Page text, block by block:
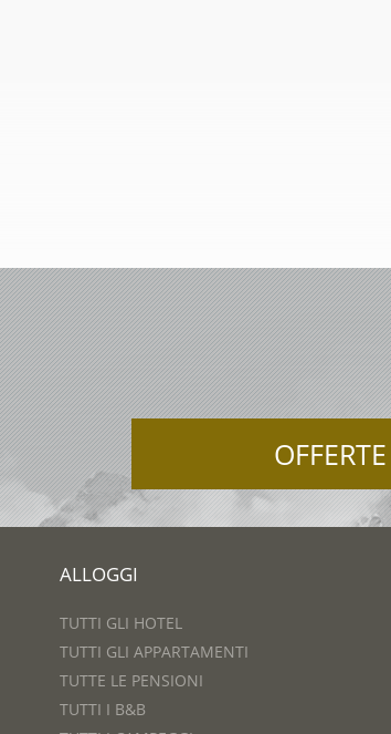
OFFERTE
ALLOGGI
TUTTI GLI HOTEL
TUTTI GLI APPARTAMENTI
TUTTE LE PENSIONI
TUTTI I B&B